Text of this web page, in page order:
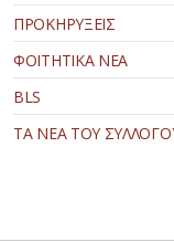
ΠΡΟΚΗΡΥΞΕΙΣ
ΦΟΙΤΗΤΙΚΑ ΝΕΑ
BLS
ΤΑ ΝΕΑ ΤΟΥ